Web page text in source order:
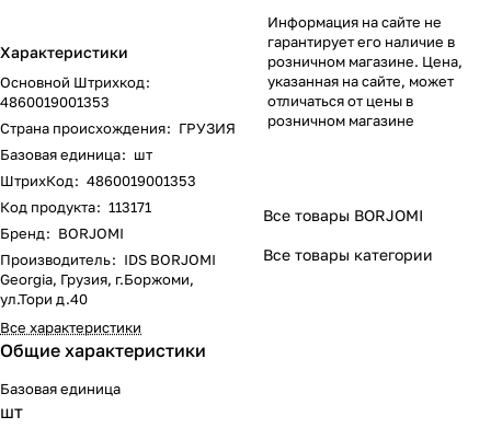
Характеристики
Основной Штрихкод:
4860019001353
Страна происхождения: ГРУЗИЯ
Базовая единица: шт
ШтрихКод: 4860019001353
Код продукта: 113171
Бренд: BORJOMI
Производитель: IDS BORJOMI
Georgia, Грузия, г.Боржоми,
ул.Тори д.40
Все характеристики
Информация на сайте не
гарантирует его наличие в
розничном магазине. Цена,
указанная на сайте, может
отличаться от цены в
розничном магазине
Все товары BORJOMI
Все товары категории
Общие характеристики
Базовая единица
шт